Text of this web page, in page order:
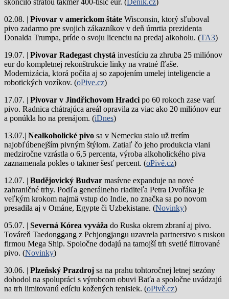
02.08. | Pivovar v americkom štáte Wisconsin, ktorý sľuboval
pivo zadarmo pre svojich zákazníkov v deň úmrtia prezidenta
Donalda Trumpa, príde o svoju licenciu na predaj alkoholu. (TA3)
19.07. | Pivovar Radegast chystá investíciu za zhruba 25 miliónov
eur do kompletnej rekonštrukcie linky na vratné fľaše.
Modernizácia, ktorá počíta aj so zapojením umelej inteligencie a
robotických vozíkov. (oPive.cz)
17.07. | Pivovar v Jindřichovom Hradci po 60 rokoch zase varí
pivo. Radnica chátrajúca areál opravila za viac ako 20 miliónov eur
a ponúkla ho na prenájom. (iDnes)
13.07.| Nealkoholické pivo sa v Nemecku stalo už tretím
najobľúbenejším pivným štýlom. Zatiaľ čo jeho produkcia vlani
medziročne vzrástla o 6,5 percenta, výroba alkoholického piva
zaznamenala pokles o takmer šesť percent. (oPivě.cz)
12.07. | Budějovický Budvar masívne expanduje na nové
zahraničné trhy. Podľa generálneho riaditeľa Petra Dvořáka je
veľkým krokom najmä vstup do Indie, no značka sa po novom
presadila aj v Ománe, Egypte či Uzbekistane. (Novinky)
05.07. | Severná Kórea vyváža do Ruska okrem zbraní aj pivo.
Továreň Taedonggang z Pchjongjangu uzavrela partnerstvo s ruskou
firmou Mega Ship. Spoločne dodajú na tamojší trh svetlé filtrované
pivo. (Novinky)
30.06. | Plzeňský Prazdroj sa na prahu tohtoročnej letnej sezóny
dohodol na spolupráci s výrobcom obuvi Baťa a spoločne uvádzajú
na trh limitovanú edíciu kožených tenisiek. (oPivě.cz)